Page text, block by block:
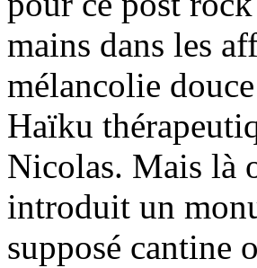
mains dans les
mélancolie
Haïku
Nicolas. Mais là
introduit un
supposé cantine